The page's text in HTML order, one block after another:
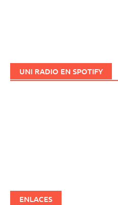
UNI RADIO EN SPOTIFY
ENLACES